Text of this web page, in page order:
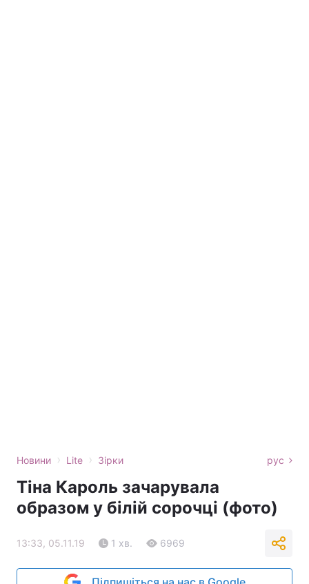
Новини › Lite › Зірки рус
Тіна Кароль зачарувала
образом у білій сорочці (фото)
13:33, 05.11.19 1 хв. 6969